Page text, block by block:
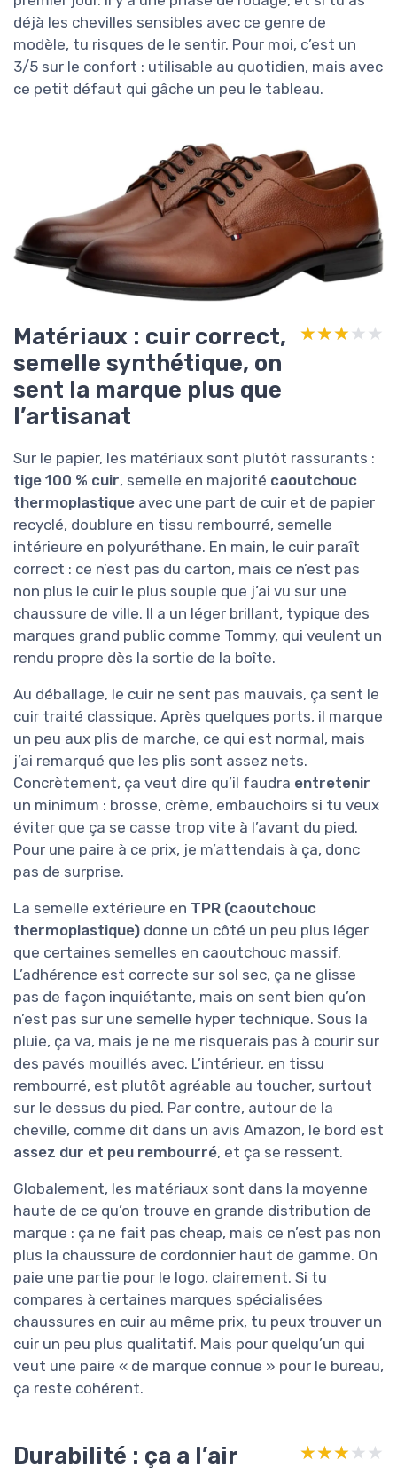
déjà les chevilles sensibles avec ce genre de
modèle, tu risques de le sentir. Pour moi, c’est un
3/5 sur le confort : utilisable au quotidien, mais avec
ce petit défaut qui gâche un peu le tableau.
Matériaux : cuir correct,
semelle synthétique, on
sent la marque plus que
l’artisanat
★★★★★
★★★★★
Sur le papier, les matériaux sont plutôt rassurants :
tige 100 % cuir, semelle en majorité caoutchouc
thermoplastique avec une part de cuir et de papier
recyclé, doublure en tissu rembourré, semelle
intérieure en polyuréthane. En main, le cuir paraît
correct : ce n’est pas du carton, mais ce n’est pas
non plus le cuir le plus souple que j’ai vu sur une
chaussure de ville. Il a un léger brillant, typique des
marques grand public comme Tommy, qui veulent un
rendu propre dès la sortie de la boîte.
Au déballage, le cuir ne sent pas mauvais, ça sent le
cuir traité classique. Après quelques ports, il marque
un peu aux plis de marche, ce qui est normal, mais
j’ai remarqué que les plis sont assez nets.
Concrètement, ça veut dire qu’il faudra entretenir
un minimum : brosse, crème, embauchoirs si tu veux
éviter que ça se casse trop vite à l’avant du pied.
Pour une paire à ce prix, je m’attendais à ça, donc
pas de surprise.
La semelle extérieure en TPR (caoutchouc
thermoplastique) donne un côté un peu plus léger
que certaines semelles en caoutchouc massif.
L’adhérence est correcte sur sol sec, ça ne glisse
pas de façon inquiétante, mais on sent bien qu’on
n’est pas sur une semelle hyper technique. Sous la
pluie, ça va, mais je ne me risquerais pas à courir sur
des pavés mouillés avec. L’intérieur, en tissu
rembourré, est plutôt agréable au toucher, surtout
sur le dessus du pied. Par contre, autour de la
cheville, comme dit dans un avis Amazon, le bord est
assez dur et peu rembourré, et ça se ressent.
Globalement, les matériaux sont dans la moyenne
haute de ce qu’on trouve en grande distribution de
marque : ça ne fait pas cheap, mais ce n’est pas non
plus la chaussure de cordonnier haut de gamme. On
paie une partie pour le logo, clairement. Si tu
compares à certaines marques spécialisées
chaussures en cuir au même prix, tu peux trouver un
cuir un peu plus qualitatif. Mais pour quelqu’un qui
veut une paire « de marque connue » pour le bureau,
ça reste cohérent.
Durabilité : ça a l’air
★★★★★
★★★★★